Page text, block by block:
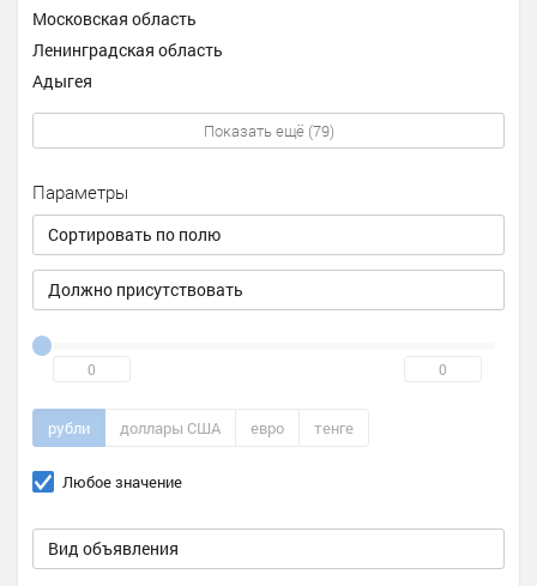
Московская область
Ленинградская область
Адыгея
Показать ещё (79)
Параметры
Сортировать по полю
Должно присутствовать
рубли доллары США евро тенге
Любое значение
Вид объявления